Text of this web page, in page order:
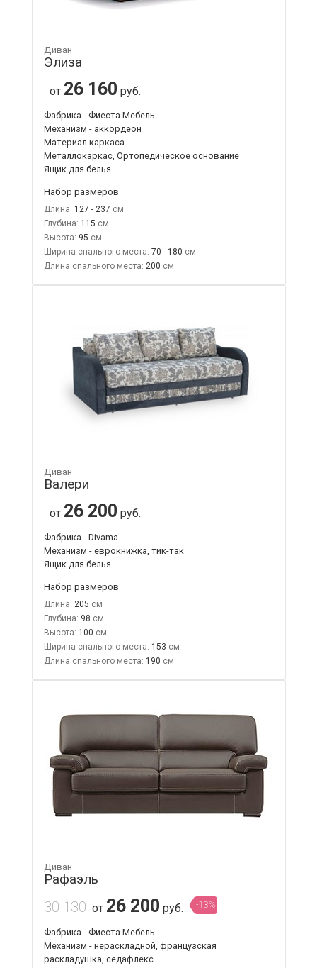
Диван
Элиза
от 26 160 руб.
Фабрика - Фиеста Мебель
Механизм - аккордеон
Материал каркаса -
Металлокаркас, Ортопедическое основание
Ящик для белья
Набор размеров
Длина: 127 - 237
Глубина: 115
Высота: 95
Ширина спального места: 70 - 180
Длина спального места: 200
Диван
Валери
от 26 200 руб.
Фабрика - Divama
Механизм - еврокнижка, тик-так
Ящик для белья
Набор размеров
Длина: 205
Глубина: 98
Высота: 100
Ширина спального места: 153
Длина спального места: 190
Диван
Рафаэль
30 130 от 26 200 руб. -13%
Фабрика - Фиеста Мебель
Механизм - нераскладной, французская
раскладушка, седафлекс